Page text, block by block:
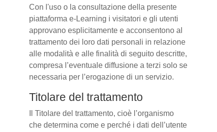
Con l'uso o la consultazione della presente
piattaforma e-Learning i visitatori e gli utenti
approvano esplicitamente e acconsentono al
trattamento dei loro dati personali in relazione
alle modalità e alle finalità di seguito descritte,
compresa l’eventuale diffusione a terzi solo se
necessaria per l’erogazione di un servizio.
Titolare del trattamento
Il Titolare del trattamento, cioè l’organismo
che determina come e perché i dati dell’utente